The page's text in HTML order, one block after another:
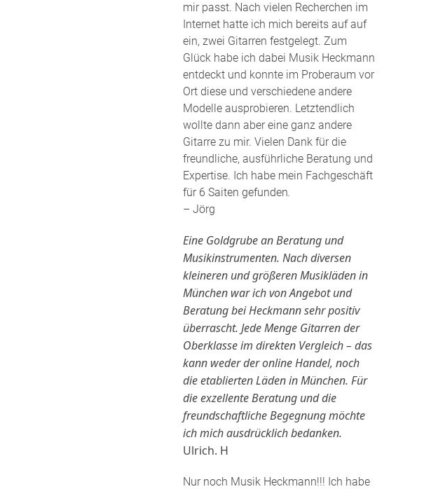
mir passt. Nach vielen Recherchen im
Internet hatte ich mich bereits auf auf
ein, zwei Gitarren festgelegt. Zum
Glück habe ich dabei Musik Heckmann
entdeckt und konnte im Proberaum vor
Ort diese und verschiedene andere
Modelle ausprobieren. Letztendlich
wollte dann aber eine ganz andere
Gitarre zu mir. Vielen Dank für die
freundliche, ausführliche Beratung und
Expertise. Ich habe mein Fachgeschäft
für 6 Saiten gefunden.
– Jörg
Eine Goldgrube an Beratung und
Musikinstrumenten. Nach diversen
kleineren und größeren Musikläden in
München war ich von Angebot und
Beratung bei Heckmann sehr positiv
überrascht. Jede Menge Gitarren der
Oberklasse im direkten Vergleich – das
kann weder der online Handel, noch
die etablierten Läden in München. Für
die exzellente Beratung und die
freundschaftliche Begegnung möchte
ich mich ausdrücklich bedanken.
Ulrich. H
Nur noch Musik Heckmann!!! Ich habe